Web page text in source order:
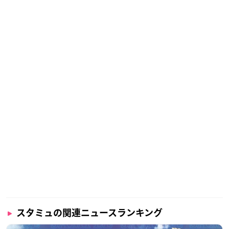
スタミュの関連ニュースランキング